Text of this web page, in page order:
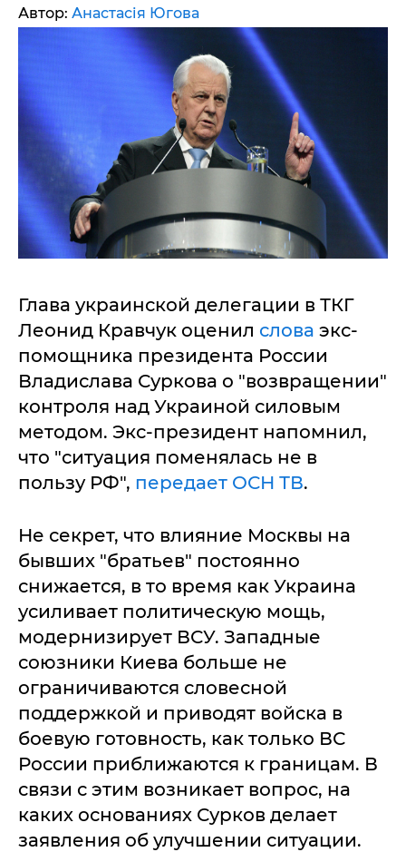
Автор: Анастасія Югова
Глава украинской делегации в ТКГ
Леонид Кравчук оценил слова экс-
помощника президента России
Владислава Суркова о "возвращении"
контроля над Украиной силовым
методом. Экс-президент напомнил,
что "ситуация поменялась не в
пользу РФ", передает ОСН ТВ.
Не секрет, что влияние Москвы на
бывших "братьев" постоянно
снижается, в то время как Украина
усиливает политическую мощь,
модернизирует ВСУ. Западные
союзники Киева больше не
ограничиваются словесной
поддержкой и приводят войска в
боевую готовность, как только ВС
России приближаются к границам. В
связи с этим возникает вопрос, на
каких основаниях Сурков делает
заявления об улучшении ситуации.